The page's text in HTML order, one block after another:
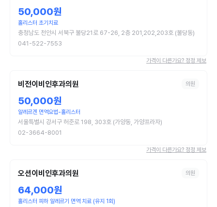
50,000원
홀리스터 초기치료
충청남도 천안시 서북구 불당21로 67-26, 2층 201,202,203호 (불당동)
041-522-7553
가격이 다른가요? 정정 제보
비전이비인후과의원 의원
50,000원
알레르겐 면역요법-홀리스터
서울특별시 강서구 허준로 198, 303호 (가양동, 가양프라자)
02-3664-8001
가격이 다른가요? 정정 제보
오션이비인후과의원 의원
64,000원
홀리스터 피하 알레르기 면역 치료 (유지 1회)